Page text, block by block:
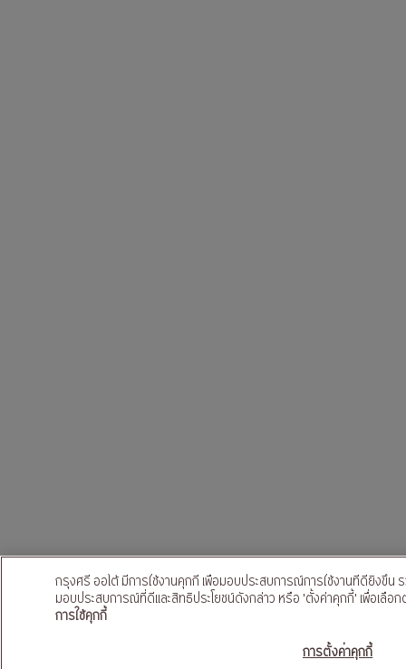
ขอสินเ
กรุงศรี ออโต้ มีการใช้งานคุกกี้ เพื่อมอบประสบการณ์การใช้งานที่ดียิ่งขึ้
มอบประสบการณ์ที่ดีและสิทธิประโยชน์ดังกล่าว หรือ 'ตั้งค่าคุกกี้' เพื่อเลือ
การใช้คุกกี้
การตั้งค่าคุกกี้